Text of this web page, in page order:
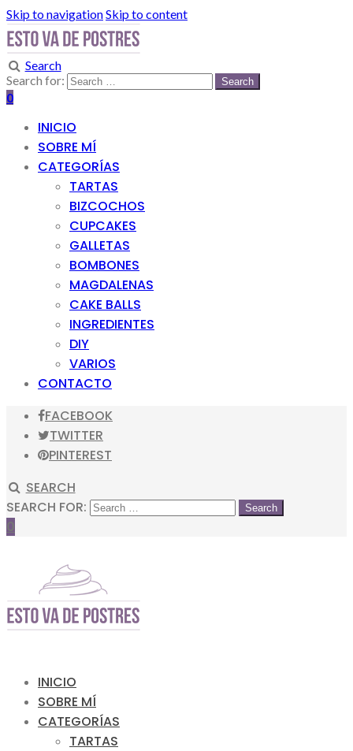
Skip to navigationSkip to content
Search
Search for:
0
INICIO
SOBRE MÍ
CATEGORÍAS
TARTAS
BIZCOCHOS
CUPCAKES
GALLETAS
BOMBONES
MAGDALENAS
CAKE BALLS
INGREDIENTES
DIY
VARIOS
CONTACTO
FACEBOOK
TWITTER
PINTEREST
SEARCH
SEARCH FOR:
0
INICIO
SOBRE MÍ
CATEGORÍAS
TARTAS